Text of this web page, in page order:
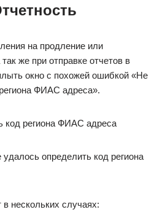
на продление или
же при отправке отчетов в
окно с похожей ошибкой «Не
ФИАС адреса».
определить код региона
нескольких случаях: